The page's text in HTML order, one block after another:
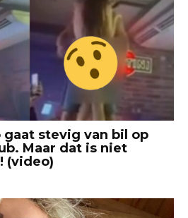
stevig van bil op
Maar dat is niet
(video)